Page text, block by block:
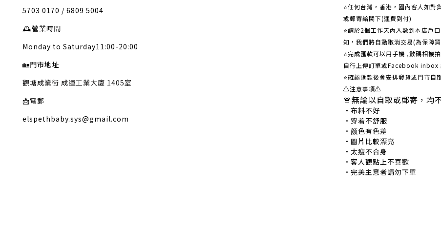
5703 0170 / 6809 5004
🕰️營業時間
Monday to Saturday11:00-20:00
🏡門市地址
觀塘成業街 成運工業大廈 1405室
📩電郵
elspethbaby.sys@gmail.com
⭐任何台灣，香港，國內客人如
或郵寄給閣下(運費到付)
​​⭐請於2個工作天內入數到本店戶
知，我們將自動取消交易(為保障
⭐完成匯款可以用手機 ,數碼相機
自行上傳訂單或Facebook inbox
⭐確認匯款後會安排發貨或門市自
⚠注意事項⚠
🚨無論以自取或郵寄，均
•布料不好 •
•穿着不舒服 •
•颜色有色差 •
•圖片比較漂亮 •
•太瘦不合身 •不
•客人觀點上不喜歡
•完美主意者請勿下單